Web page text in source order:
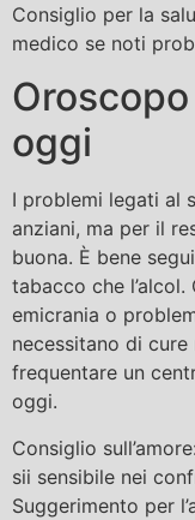
Consiglio per la
medico se noti
oggi
I problemi legati al
anziani, ma per il
buona. È bene
tabacco che
emicrania o
necessitano di
frequentare un
oggi.
Consiglio
sii sensibile nei
Suggerimento per